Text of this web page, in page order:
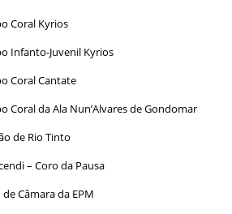
Coral Kyrios
Infanto-Juvenil Kyrios
Coral Cantate
Coral da Ala Nun’Alvares de Gondomar
de Rio Tinto
– Coro da Pausa
Câmara da EPM